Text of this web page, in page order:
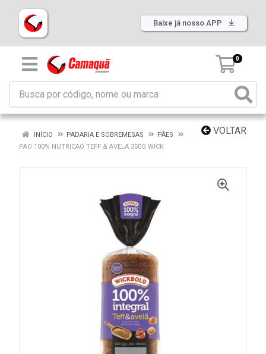
Baixe já nosso APP
0
VOLTAR
INÍCIO PADARIA E SOBREMESAS
PÃES
PAO 100% NUTRICAO TEFF & AVELA 350G WICK